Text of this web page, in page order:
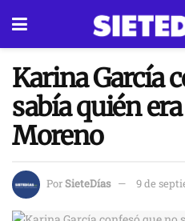
Karina García
sabía quién
Moreno
PorSieteDías 9 de